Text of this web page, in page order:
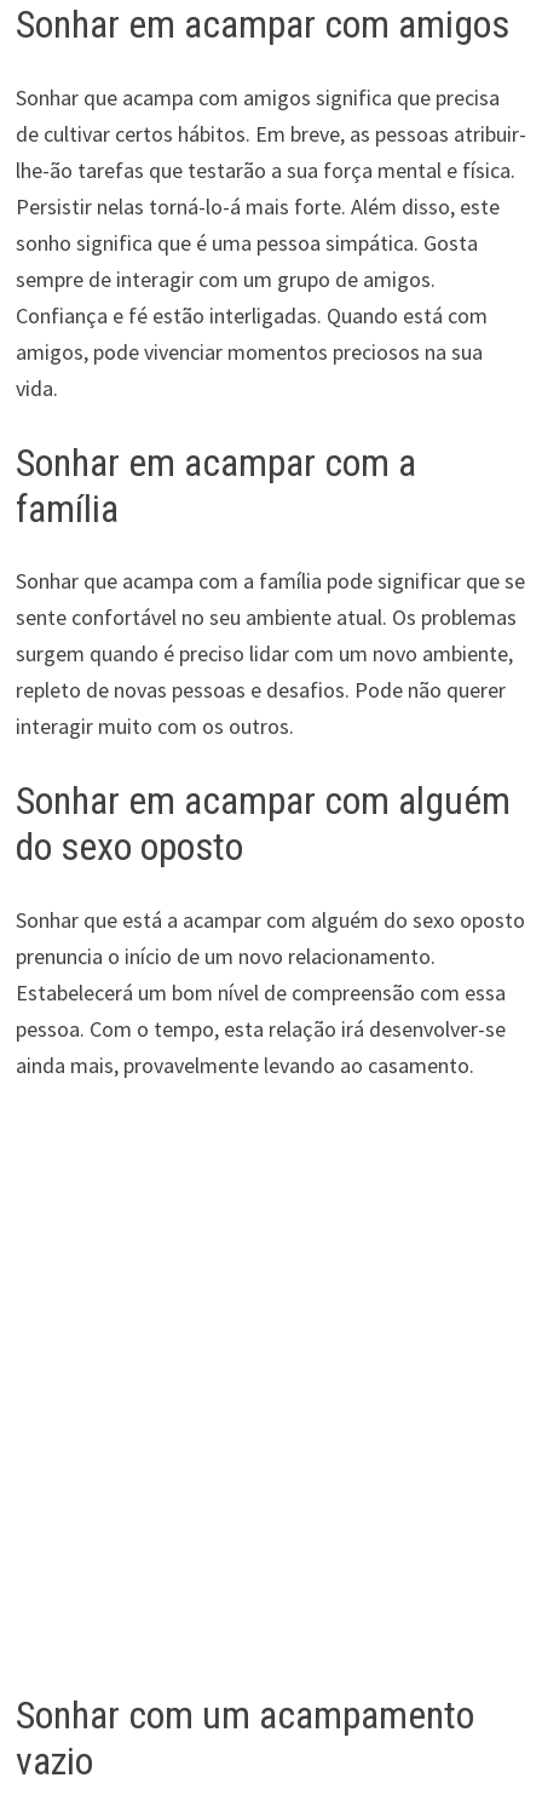
Sonhar em acampar com amigos
Sonhar que acampa com amigos significa que precisa
de cultivar certos hábitos. Em breve, as pessoas atribuir-
lhe-ão tarefas que testarão a sua força mental e física.
Persistir nelas torná-lo-á mais forte. Além disso, este
sonho significa que é uma pessoa simpática. Gosta
sempre de interagir com um grupo de amigos.
Confiança e fé estão interligadas. Quando está com
amigos, pode vivenciar momentos preciosos na sua
vida.
Sonhar em acampar com a
família
Sonhar que acampa com a família pode significar que se
sente confortável no seu ambiente atual. Os problemas
surgem quando é preciso lidar com um novo ambiente,
repleto de novas pessoas e desafios. Pode não querer
interagir muito com os outros.
Sonhar em acampar com alguém
do sexo oposto
Sonhar que está a acampar com alguém do sexo oposto
prenuncia o início de um novo relacionamento.
Estabelecerá um bom nível de compreensão com essa
pessoa. Com o tempo, esta relação irá desenvolver-se
ainda mais, provavelmente levando ao casamento.
Sonhar com um acampamento
vazio